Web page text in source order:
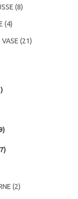
(8)
(4)
VASE (21)
(2)